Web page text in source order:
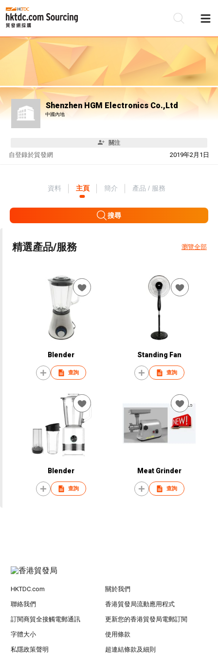
Shenzhen HGM Electronics Co.,Ltd
中國內地
關注
自 2019年2月1日
登錄於貿發網
資料 主頁 簡介 產品 / 服務
搜尋
精選產品/服務 瀏覽全部
Blender
查詢
Standing Fan
查詢
Blender
查詢
Meat Grinder
查詢
HKTDC.com 關於我們
聯絡我們 香港貿發局流動應用程式
訂閱商貿全接觸電郵通訊 更新您的香港貿發局電郵訂閱
字體大小 使用條款
私隱政策聲明 超連結條款及細則